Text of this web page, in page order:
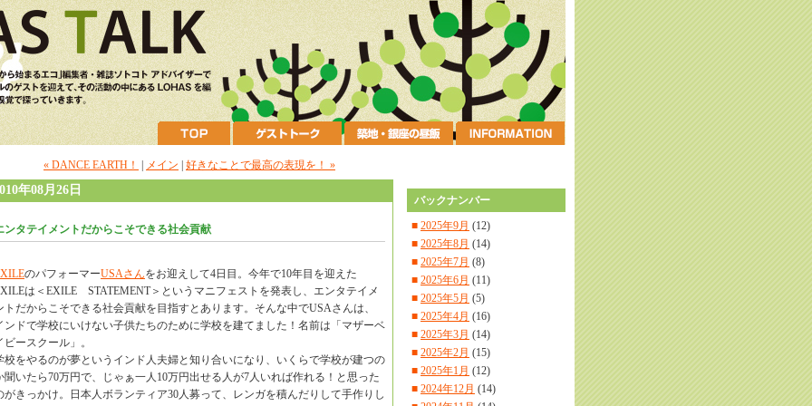
« DANCE EARTH！ メイン 好きなことで最高の表現を！ »
年08月26日
ンタテイメントだからこそできる社会貢献
のパフォーマーUSAさんをお迎えして4日目。今年で10年目を迎えた
は＜EXILE STATEMENT＞というマニフェストを発表し、エンタテイメ
トだからこそできる社会貢献を目指すとあります。そんな中でUSAさんは、
ンドで学校にいけない子供たちのために学校を建てました！名前は「マザーベ
ビースクール」。
校をやるのが夢というインド人夫婦と知り合いになり、いくらで学校が建つの
聞いたら70万円で、じゃぁ一人10万円出せる人が7人いれば作れる！と思った
がきっかけ。日本人ボランティア30人募って、レンガを積んだりして手作りし
バックナンバー
■ 2025年9月 (12)
■ 2025年8月 (14)
■ 2025年7月 (8)
■ 2025年6月 (11)
■ 2025年5月 (5)
■ 2025年4月 (16)
■ 2025年3月 (14)
■ 2025年2月 (15)
■ 2025年1月 (12)
■ 2024年12月 (14)